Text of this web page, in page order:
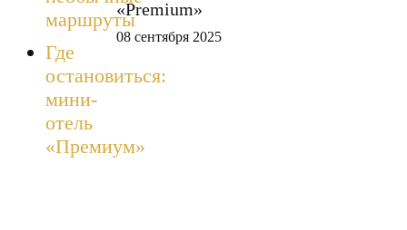
маршруты
Где
остановиться:
мини-
отель
«Премиум»
«Premium»
08 сентября 2025